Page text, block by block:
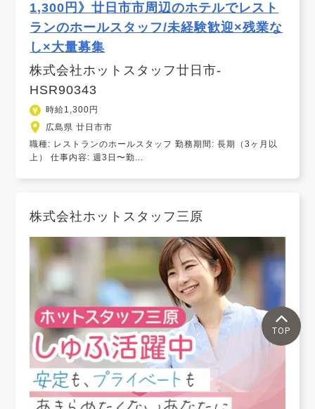
1,300円》廿日市市周辺のホテルでレスト
ランのホールスタッフ/未経験歓迎×残業な
し×大量募集
株式会社ホットスタッフ廿日市-
HSR90343
時給1,300円
広島県 廿日市市
職種: レストランのホールスタッフ 勤務期間: 長期（3ヶ月以
上） 仕事内容: 週3日〜勤...
株式会社ホットスタッフ三原
TOP